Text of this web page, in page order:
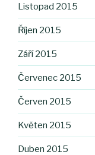
Listopad 2015
Říjen 2015
Září 2015
Červenec 2015
Červen 2015
Květen 2015
Duben 2015